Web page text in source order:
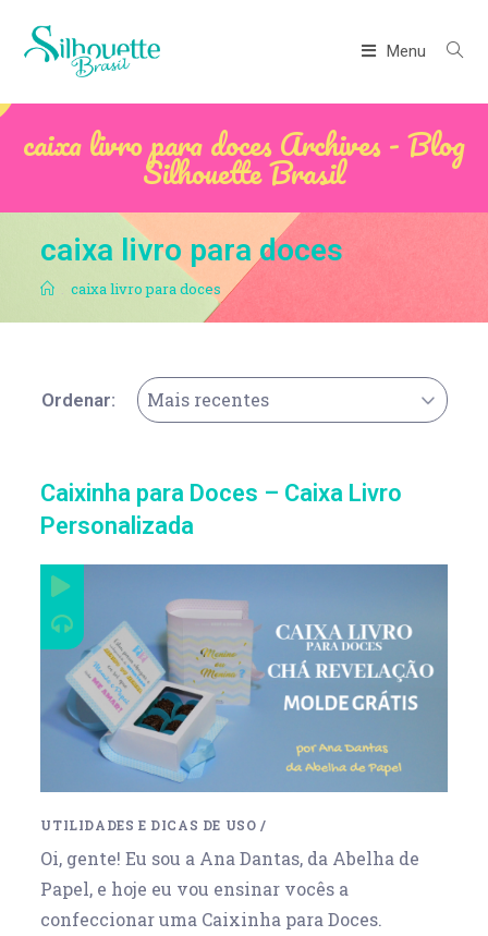
Menu
caixa livro para doces Archives - Blog
Silhouette Brasil
caixa livro para doces
. caixa livro para doces
Ordenar: Mais recentes
Caixinha para Doces – Caixa Livro
Personalizada
UTILIDADES E DICAS DE USO /
Oi, gente! Eu sou a Ana Dantas, da Abelha de
Papel, e hoje eu vou ensinar vocês a
confeccionar uma Caixinha para Doces.